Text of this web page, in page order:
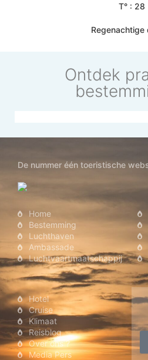
T° : 28
Regenachtige
Ontdek
De nummer één toeristische
Home
Bestemming
Luchthaven
Ambassade
Luchtvaartmaatschappij
Hotel
Cruise
Klimaat
Reisblog
Over ons ?
Media Pers